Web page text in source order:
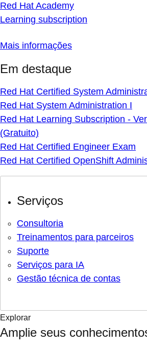
Red Hat Academy
Learning subscription
Mais informações
Em destaque
Red Hat Certified System
Red Hat System Administration I
Red Hat Learning Subscription -
(Gratuito)
Red Hat Certified Engineer Exam
Red Hat Certified OpenShift
Serviços
Consultoria
Treinamentos para parceiros
Suporte
Serviços para IA
Gestão técnica de contas
Explorar
Amplie seus